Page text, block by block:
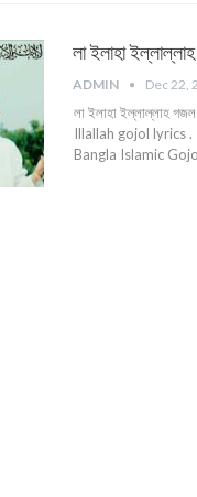
লা ইলাহা
ADMIN Dec 22,
লা ইলাহা ইল্লাল্লাহ
Illallah gojol lyrics
Bangla Islamic